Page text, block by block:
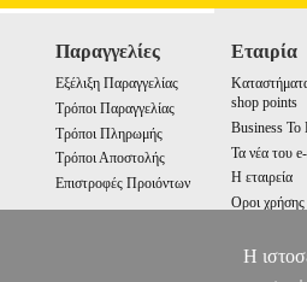
Παραγγελίες
Εξέλιξη Παραγγελίας
Τρόποι Παραγγελίας
Τρόποι Πληρωμής
Τρόποι Αποστολής
Επιστροφές Προιόντων
Εταιρία
shop points
Business To
Τα νέα του
Η εταιρεία
Οροι χρήσης
Η